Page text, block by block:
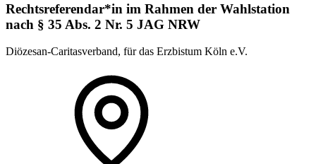
Rechtsreferendar*in im Rahmen der Wahlstation
nach § 35 Abs. 2 Nr. 5 JAG NRW
Diözesan-Caritasverband, für das Erzbistum Köln e.V.